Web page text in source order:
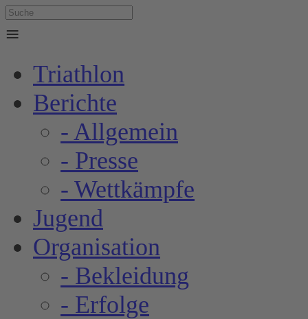
≡
Triathlon
Berichte
- Allgemein
- Presse
- Wettkämpfe
Jugend
Organisation
- Bekleidung
- Erfolge